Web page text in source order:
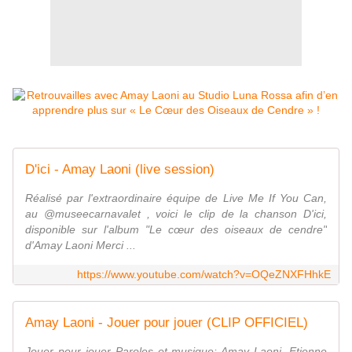
D'ici - Amay Laoni (live session)
Réalisé par l'extraordinaire équipe de Live Me If You Can,
au @museecarnavalet‬ , voici le clip de la chanson D'ici,
disponible sur l'album "Le cœur des oiseaux de cendre"
d'Amay Laoni Merci ...
https://www.youtube.com/watch?v=OQeZNXFHhkE
Amay Laoni - Jouer pour jouer (CLIP OFFICIEL)